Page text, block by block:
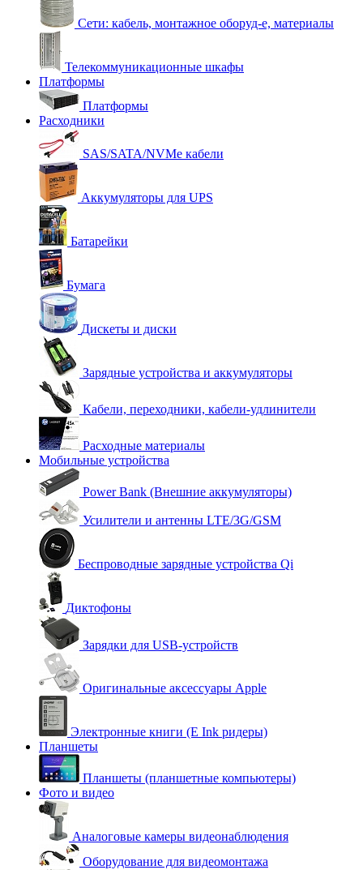
Сети: кабель, монтажное оборуд-е, материалы
Телекоммуникационные шкафы
Платформы
Платформы
Расходники
SAS/SATA/NVMe кабели
Аккумуляторы для UPS
Батарейки
Бумага
Дискеты и диски
Зарядные устройства и аккумуляторы
Кабели, переходники, кабели-удлинители
Расходные материалы
Мобильные устройства
Power Bank (Внешние аккумуляторы)
Усилители и антенны LTE/3G/GSM
Беспроводные зарядные устройства Qi
Диктофоны
Зарядки для USB-устройств
Оригинальные аксессуары Apple
Электронные книги (E Ink ридеры)
Планшеты
Планшеты (планшетные компьютеры)
Фото и видео
Аналоговые камеры видеонаблюдения
Оборудование для видеомонтажа